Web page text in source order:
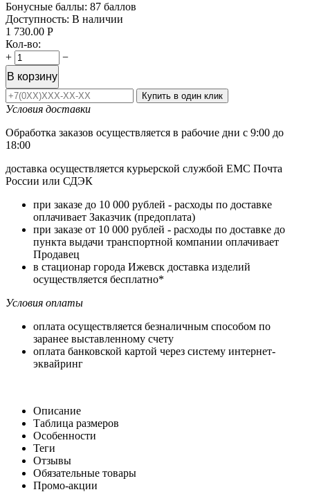
Бонусные баллы: 87 баллов
Доступность: В наличии
1 730.00 Р
Кол-во:
+
−
В корзину
Купить в один клик
Условия доставки
Обработка заказов осуществляется в рабочие дни с 9:00 до
18:00
доставка осуществляется курьерской службой ЕМС Почта
России или СДЭК
при заказе до 10 000 рублей - расходы по доставке
оплачивает Заказчик (предоплата)
при заказе от 10 000 рублей - расходы по доставке до
пункта выдачи транспортной компании оплачивает
Продавец
в стационар города Ижевск доставка изделий
осуществляется бесплатно*
Условия оплаты
оплата осуществляется безналичным способом по
заранее выставленному счету
оплата банковской картой через систему интернет-
эквайринг
Описание
Таблица размеров
Особенности
Теги
Отзывы
Обязательные товары
Промо-акции